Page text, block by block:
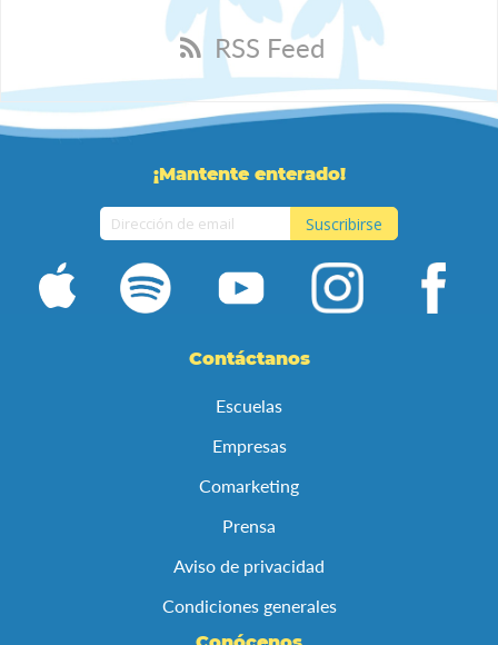
RSS Feed
Contáctanos
Escuelas
Empresas
Comarketing
Prensa
Aviso de privacidad
Condiciones generales
¡Mantente enterado!
Inscríbase
nuestro
Suscribirse